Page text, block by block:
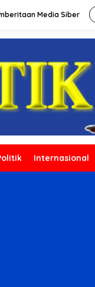
Media Siber
Internasional